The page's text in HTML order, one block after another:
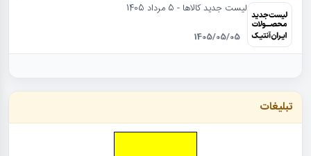
لیست جدید کالاها - 5 مرداد 1405
1405/05/05
تبلیغات